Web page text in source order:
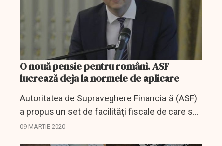
O nouă pensie pentru români. ASF
lucrează deja la normele de aplicare
Autoritatea de Supraveghere Financiară (ASF)
a propus un set de facilităţi fiscale de care să
beneficieze angajatorii care doresc înfiinţarea
09 MARTIE 2020